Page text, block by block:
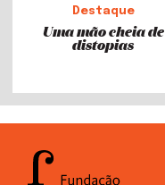
Destaque
Uma mão cheia de
distopias